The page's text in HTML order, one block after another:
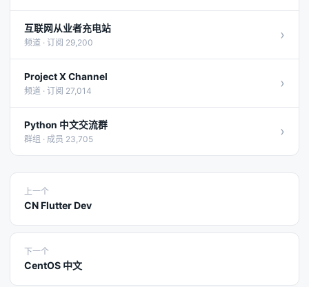
互联网从业者充电站
频道 · 订阅 29,200 ›
Project X Channel
频道 · 订阅 27,014 ›
Python 中文交流群
群组 · 成员 23,705 ›
上一个
CN Flutter Dev
下一个
CentOS 中文